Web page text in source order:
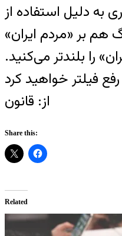
دلیل استفاده از
بر «مردم ایران»
را بلندتر می‌کنید.
از: قانون
Share this:
Related